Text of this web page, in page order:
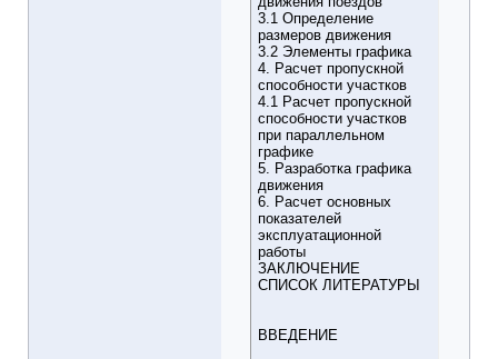
3.1 Определение
размеров движения
3.2 Элементы графика
4. Расчет пропускной
способности участков
4.1 Расчет пропускной
способности участков
при параллельном
графике
5. Разработка графика
движения
6. Расчет основных
показателей
эксплуатационной
работы
ЗАКЛЮЧЕНИЕ
СПИСОК ЛИТЕРАТУРЫ
ВВЕДЕНИЕ